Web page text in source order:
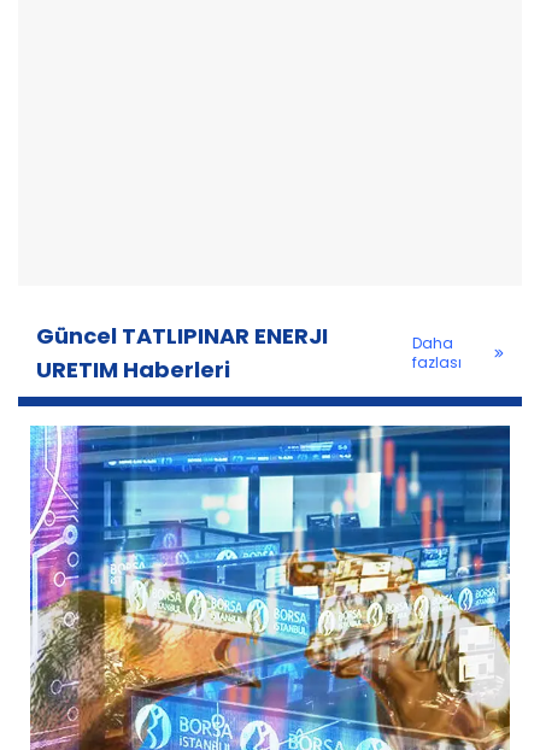
Güncel TATLIPINAR ENERJI
URETIM Haberleri
Daha
fazlası